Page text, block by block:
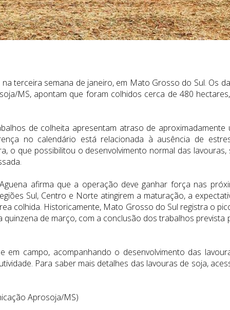
terceira semana de janeiro, em Mato Grosso do Sul. Os
MS, apontam que foram colhidos cerca de 480
de colheita apresentam atraso de aproximadamente
no calendário está relacionada à ausência de
o que possibilitou o desenvolvimento normal das lavouras,
afirma que a operação deve ganhar força nas
Sul, Centro e Norte atingirem a maturação, a
colhida. Historicamente, Mato Grosso do Sul registra o
de março, com a conclusão dos trabalhos prevista
em campo, acompanhando o desenvolvimento das
Para saber mais detalhes das lavouras de soja,
Aprosoja/MS)